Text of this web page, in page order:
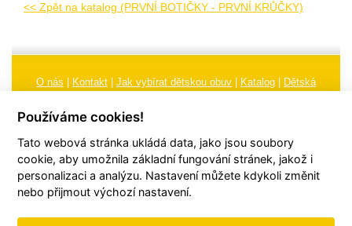
<< Zpět na katalog (PRVNÍ BOTIČKY - PRVNÍ KRŮČKY)
O nás Kontakt Jak vybírat dětskou obuv Katalog
Dětská
obuvi, pokyny a informace k reklamaci Nastavení cookies
© 2026TORI, s.r.o.| Všechna práva vyhrazena | Web vytvořil
Používáme cookies!
Tato webová stránka ukládá data, jako jsou soubory
cookie, aby umožnila základní fungování stránek, jakož i
personalizaci a analýzu. Nastavení můžete kdykoli změnit
nebo přijmout výchozí nastavení.